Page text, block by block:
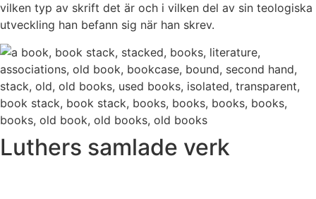
vilken typ av skrift det är och i vilken del av sin teologiska
utveckling han befann sig när han skrev.
Luthers samlade verk